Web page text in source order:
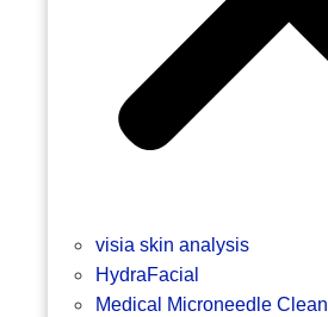
visia skin analysis
HydraFacial
Medical Microneedle